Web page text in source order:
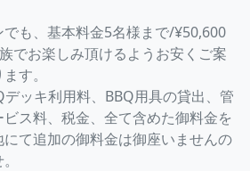
でも、基本料金5名様まで/¥50,600
でお楽しみ頂けるようお安くご案
す。
デッキ利用料、BBQ用具の貸出、管
ス料、税金、全て含めた御料金を
て追加の御料金は御座いませんの